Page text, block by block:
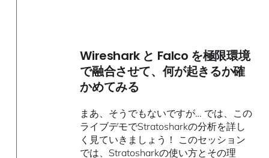
Wireshark と Falco を極限環境
で融合させて、何が起きるか確
かめてみる
まあ、そうでもないですが… では、この
ライブデモでStratosharkの分析を詳し
く見ていきましょう！ このセッション
では、Stratosharkの使い方とその理